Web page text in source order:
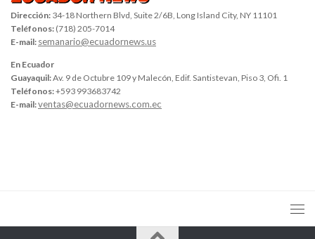
Dirección: 34-18 Northern Blvd, Suite 2/6B, Long Island City, NY 11101
Teléfonos: (718) 205-7014
E-mail: semanario@ecuadornews.us
En Ecuador
Guayaquil:Av. 9 de Octubre 109 y Malecón, Edif. Santistevan, Piso 3, Ofi. 1
Teléfonos:+593 993683742
E-mail:ventas@ecuadornews.com.ec